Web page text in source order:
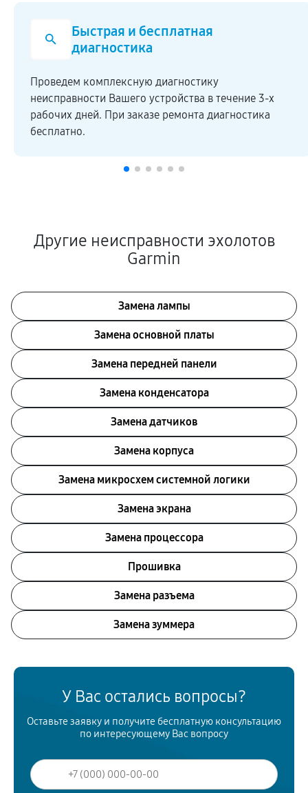
Быстрая и бесплатная
диагностика
Проведем комплексную диагностику
неисправности Вашего устройства в течение 3-х
рабочих дней. При заказе ремонта диагностика
бесплатно.
Другие неисправности эхолотов
Garmin
Замена лампы
Замена основной платы
Замена передней панели
Замена конденсатора
Замена датчиков
Замена корпуса
Замена микросхем системной логики
Замена экрана
Замена процессора
Прошивка
Замена разъема
Замена зуммера
У Вас остались вопросы?
Оставьте заявку и получите бесплатную консультацию
по интересующему Вас вопросу